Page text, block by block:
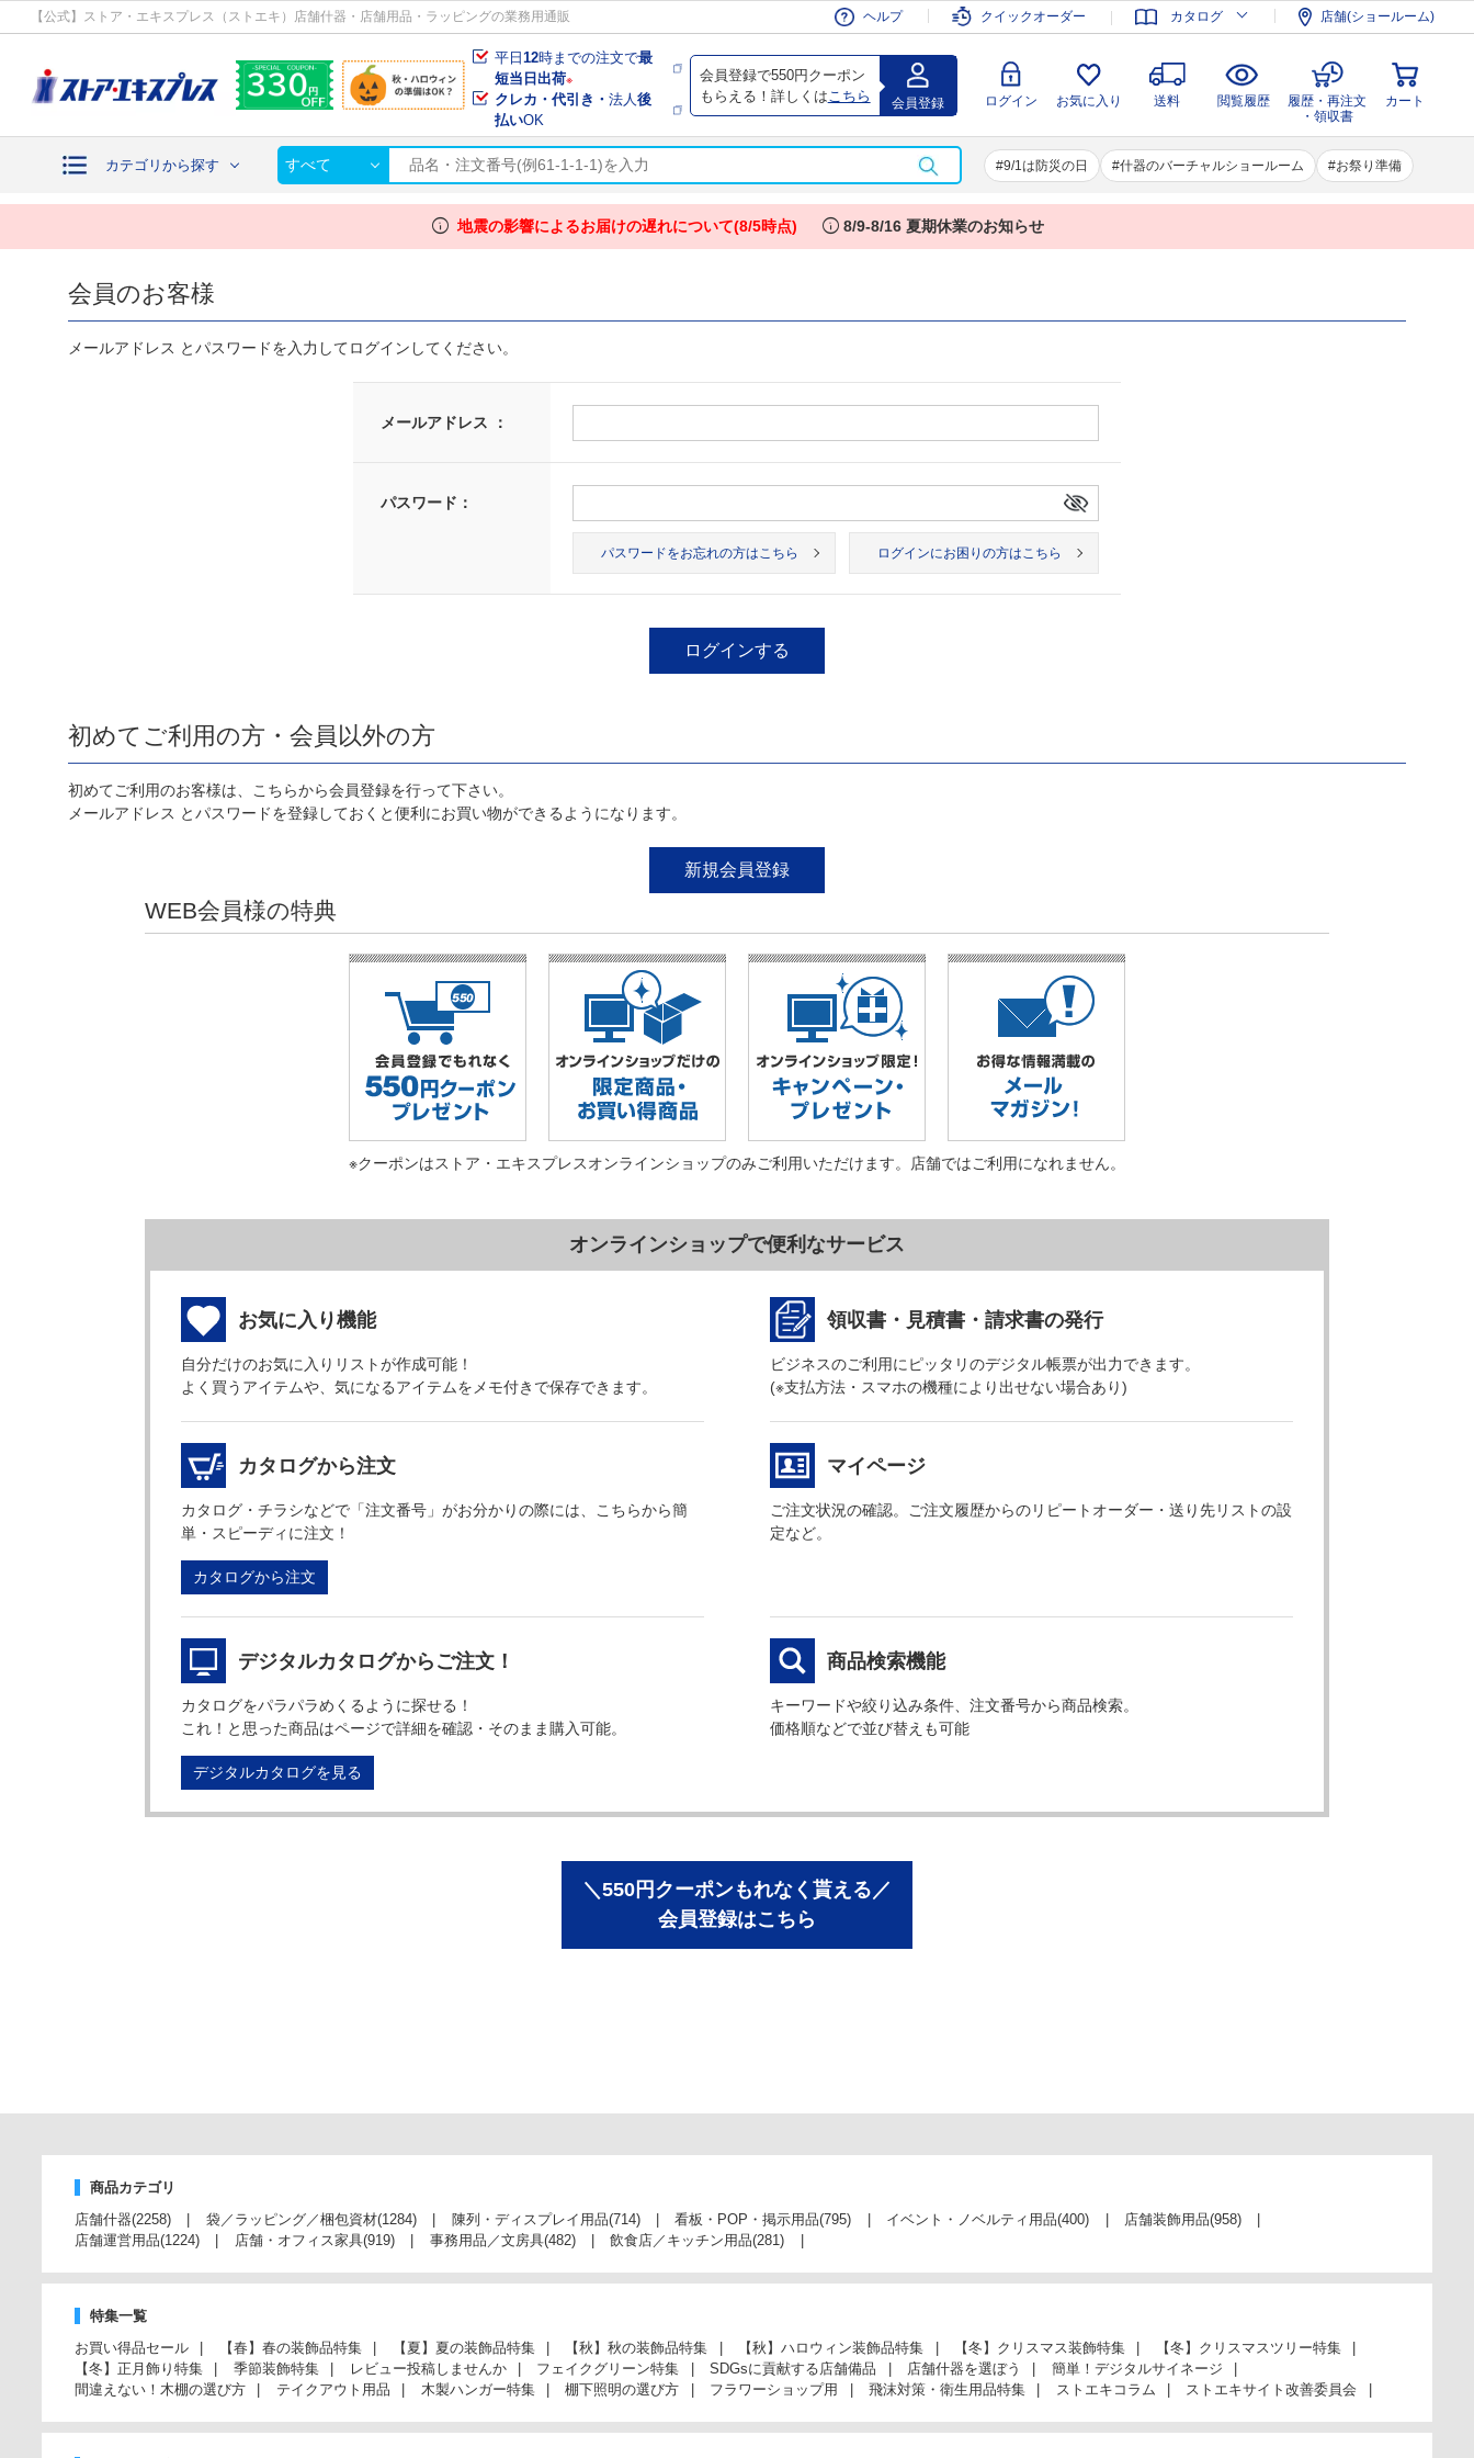
【公式】ストア・エキスプレス（ストエキ）店舗什器・店舗用品・ラッピングの業務用通販 ヘルプ クイックオーダー カタログ 店舗(ショールーム)
平日12時までの注文で最
短当日出荷※
クレカ・代引き・法人後
払いOK
会員登録で550円クーポン
もらえる！詳しくは こちら 会員登録 ログイン お気に入り 送料 閲覧履歴
履歴・再注文
・領収書
カート
カテゴリから探す すべて 9/1は防災の日 什器のバーチャルショールーム お祭り準備
会員登録 ログイン お気に入り 送料 閲覧履歴
履歴・再注文
・領収書
カート
info 地震の影響によるお届けの遅れについて(8/5時点) info 8/9-8/16 夏期休業のお知らせ
会員のお客様
メールアドレス とパスワードを入力してログインしてください。
メールアドレス ：
パスワード：
パスワードをお忘れの方はこちら ログインにお困りの方はこちら
初めてご利用の方・会員以外の方
初めてご利用のお客様は、こちらから会員登録を行って下さい。
メールアドレス とパスワードを登録しておくと便利にお買い物ができるようになります。
WEB会員様の特典
※クーポンはストア・エキスプレスオンラインショップのみご利用いただけます。店舗ではご利用になれません。
オンラインショップで便利なサービス
お気に入り機能
自分だけのお気に入りリストが作成可能！
よく買うアイテムや、気になるアイテムをメモ付きで保存できます。
領収書・見積書・請求書の発行
ビジネスのご利用にピッタリのデジタル帳票が出力できます。
(※支払方法・スマホの機種により出せない場合あり)
カタログから注文
カタログ・チラシなどで「注文番号」がお分かりの際には、こちらから簡
単・スピーディに注文！
カタログから注文
マイページ
ご注文状況の確認。ご注文履歴からのリピートオーダー・送り先リストの設
定など。
デジタルカタログからご注文！
カタログをパラパラめくるように探せる！
これ！と思った商品はページで詳細を確認・そのまま購入可能。
デジタルカタログを見る
商品検索機能
キーワードや絞り込み条件、注文番号から商品検索。
価格順などで並び替えも可能
＼550円クーポンもれなく貰える／
会員登録はこちら
商品カテゴリ
店舗什器(2258) 袋／ラッピング／梱包資材(1284) 陳列・ディスプレイ用品(714) 看板・POP・掲示用品(795) イベント・ノベルティ用品(400) 店舗装飾用品(958)
店舗運営用品(1224) 店舗・オフィス家具(919) 事務用品／文房具(482) 飲食店／キッチン用品(281)
特集一覧
お買い得品セール
【春】春の装飾品特集 【夏】夏の装飾品特集 【秋】秋の装飾品特集 【秋】ハロウィン装飾品特集 【冬】クリスマス装飾特集
【冬】クリスマスツリー特集
【冬】正月飾り特集
季節装飾特集 レビュー投稿しませんか フェイクグリーン特集 SDGsに貢献する店舗備品 店舗什器を選ぼう
簡単！デジタルサイネージ
間違えない！木棚の選び方
テイクアウト用品 木製ハンガー特集 棚下照明の選び方 フラワーショップ用 飛沫対策・衛生用品特集 ストエキコラム ストエキサイト改善委員会